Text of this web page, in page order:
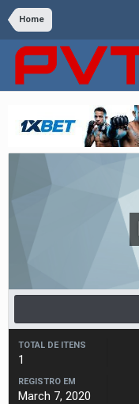
Home
TOTAL DE ITENS
1
REGISTRO EM
March 7, 2020